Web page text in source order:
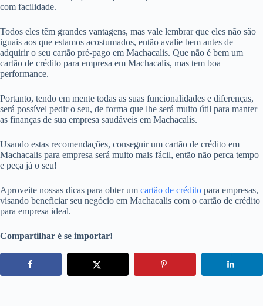
com facilidade.
Todos eles têm grandes vantagens, mas vale lembrar que eles não são
iguais aos que estamos acostumados, então avalie bem antes de
adquirir o seu cartão pré-pago em Machacalis. Que não é bem um
cartão de crédito para empresa em Machacalis, mas tem boa
performance.
Portanto, tendo em mente todas as suas funcionalidades e diferenças,
será possível pedir o seu, de forma que lhe será muito útil para manter
as finanças de sua empresa saudáveis em Machacalis.
Usando estas recomendações, conseguir um cartão de crédito em
Machacalis para empresa será muito mais fácil, então não perca tempo
e peça já o seu!
Aproveite nossas dicas para obter um cartão de crédito para empresas,
visando beneficiar seu negócio em Machacalis com o cartão de crédito
para empresa ideal.
Compartilhar é se importar!